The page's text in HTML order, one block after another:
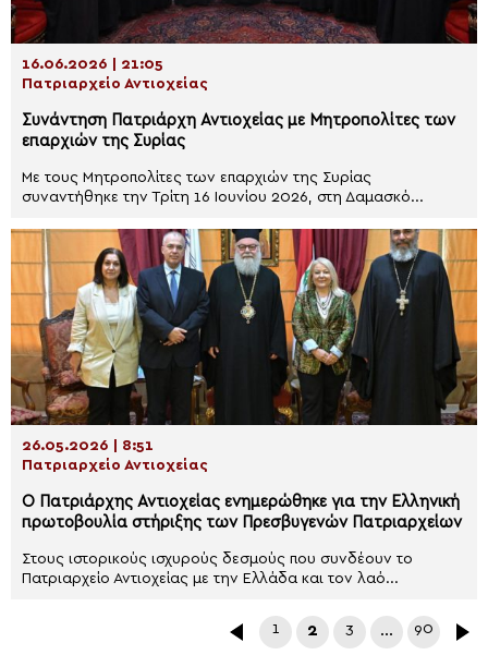
16.06.2026 | 21:05
Πατριαρχείο Αντιοχείας
Συνάντηση Πατριάρχη Αντιοχείας με Μητροπολίτες των
επαρχιών της Συρίας
Με τους Μητροπολίτες των επαρχιών της Συρίας
συναντήθηκε την Τρίτη 16 Ιουνίου 2026, στη Δαμασκό...
26.05.2026 | 8:51
Πατριαρχείο Αντιοχείας
Ο Πατριάρχης Αντιοχείας ενημερώθηκε για την Ελληνική
πρωτοβουλία στήριξης των Πρεσβυγενών Πατριαρχείων
Στους ιστορικούς ισχυρούς δεσμούς που συνδέουν το
Πατριαρχείο Αντιοχείας με την Ελλάδα και τον λαό...
1 2 3 … 90